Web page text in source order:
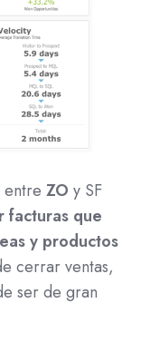
ZO y SF
facturas que
y productos
cerrar ventas,
ser de gran